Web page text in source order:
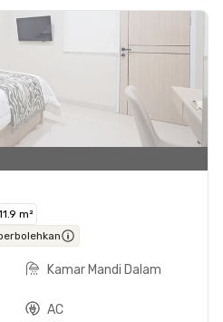
m²
Kamar Mandi Dalam
AC